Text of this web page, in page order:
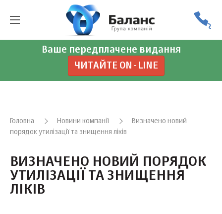
Ваше передплачене видання
ЧИТАЙТЕ ON-LINE
Головна Новини компанії
Визначено новий
порядок утилізації та знищення ліків
ВИЗНАЧЕНО НОВИЙ ПОРЯДОК
УТИЛІЗАЦІЇ ТА ЗНИЩЕННЯ
ЛІКІВ